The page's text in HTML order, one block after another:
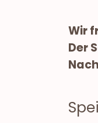
Wir
Der